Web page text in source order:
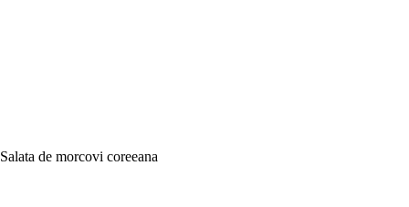
Salata de morcovi coreeana